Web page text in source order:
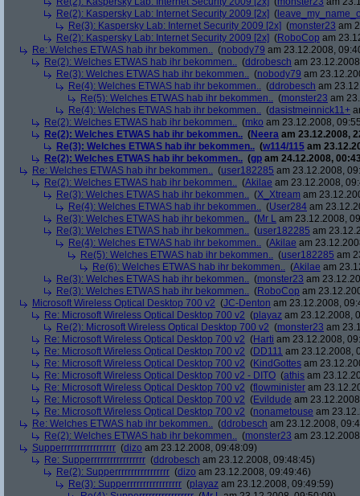
Re(2): Kaspersky Lab: Internet Security 2009 [2x] (
Re(3): Kaspersky Lab: Internet Security 2009 [2x] (monster23 am
Re(2): Kaspersky Lab: Internet Security 2009 [2x] (RoboCop am
Re: Welches ETWAS hab ihr bekommen.. (nobody79 am 23.12.2008,
Re(2): Welches ETWAS hab ihr bekommen.. (ddrobesch am
Re(3): Welches ETWAS hab ihr bekommen.. (nobody79 am
Re(4): Welches ETWAS hab ihr bekommen.. (ddrobesch am
Re(5): Welches ETWAS hab ihr bekommen.. (monster23 am
Re(4): Welches ETWAS hab ihr bekommen.. (dasistmeinnick11+
Re(2): Welches ETWAS hab ihr bekommen.. (mko am 23.12.2008,
Re(2): Welches ETWAS hab ihr bekommen.. (Neera am 23.12.2008,
Re(3): Welches ETWAS hab ihr bekommen.. (w114/115 am
Re(2): Welches ETWAS hab ihr bekommen.. (gp am 24.12.2008,
Re: Welches ETWAS hab ihr bekommen.. (user182285 am 23.12.2008,
Re(2): Welches ETWAS hab ihr bekommen.. (Akilae am 23.12.2008,
Re(3): Welches ETWAS hab ihr bekommen.. (X_Xtream am
Re(4): Welches ETWAS hab ihr bekommen.. (User284 am
Re(3): Welches ETWAS hab ihr bekommen.. (Mr L am 23.12.2008,
Re(3): Welches ETWAS hab ihr bekommen.. (user182285 am
Re(4): Welches ETWAS hab ihr bekommen.. (Akilae am
Re(5): Welches ETWAS hab ihr bekommen.. (user182285 am
Re(6): Welches ETWAS hab ihr bekommen.. (Akilae am
Re(3): Welches ETWAS hab ihr bekommen.. (monster23 am
Re(3): Welches ETWAS hab ihr bekommen.. (RoboCop am
Microsoft Wireless Optical Desktop 700 v2 (JC-Denton am 23.12.2008,
Re: Microsoft Wireless Optical Desktop 700 v2 (playaz am 23.12.2008,
Re(2): Microsoft Wireless Optical Desktop 700 v2 (monster23 am
Re: Microsoft Wireless Optical Desktop 700 v2 (Harti am 23.12.2008,
Re: Microsoft Wireless Optical Desktop 700 v2 (DD111 am 23.12.2008,
Re: Microsoft Wireless Optical Desktop 700 v2 (KindGottes am
Re: Microsoft Wireless Optical Desktop 700 v2 - DITO (athis am
Re: Microsoft Wireless Optical Desktop 700 v2 (flowminister am
Re: Microsoft Wireless Optical Desktop 700 v2 (Evildude am
Re: Microsoft Wireless Optical Desktop 700 v2 (nonametouse am
Re: Welches ETWAS hab ihr bekommen.. (ddrobesch am 23.12.2008,
Re(2): Welches ETWAS hab ihr bekommen.. (monster23 am
Supperrrrrrrrrrrrrrrrr (dizo am 23.12.2008, 09:48:09)
Re: Supperrrrrrrrrrrrrrrrr (ddrobesch am 23.12.2008, 09:48:45)
Re(2): Supperrrrrrrrrrrrrrrrr (dizo am 23.12.2008, 09:49:46)
Re(3): Supperrrrrrrrrrrrrrrrr (playaz am 23.12.2008, 09:49:59)